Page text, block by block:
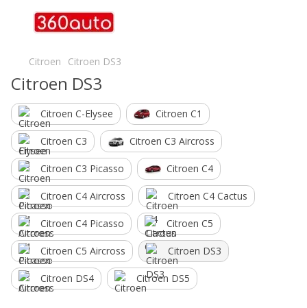
Citroen Citroen DS3
Citroen DS3
Citroen C-Elysee Citroen C1
Citroen C3 Citroen C3 Aircross
Citroen C3 Picasso Citroen C4
Citroen C4 Aircross Citroen C4 Cactus
Citroen C4 Picasso Citroen C5
Citroen C5 Aircross Citroen DS3
Citroen DS4 Citroen DS5